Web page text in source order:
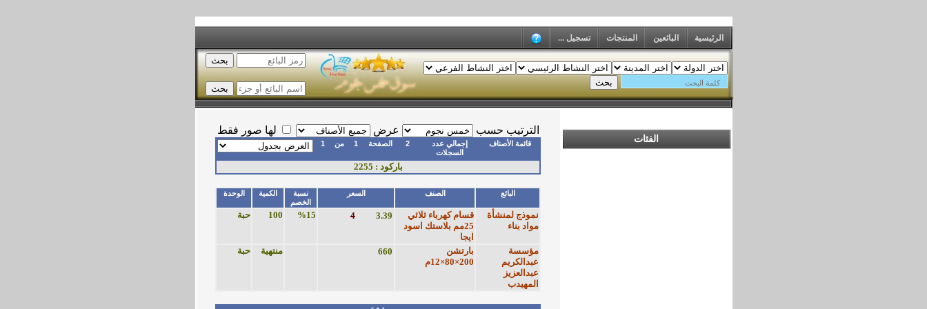
تسجيل ... المنتجات البائعين الرئيسية
الفئات
الترتيب حسب عرض لها صور فقط
قائمة الأصناف
إجمالي عدد
السجلات
2 الصفحة 1 من 1
باركود : 2255
البائع الصنف السعر
نسبة
الخصم
الكمية الوحدة
نموذج لمنشأة
مواد بناء
قسام كهرباء ثلاثي
25مم بلاستك اسود
ايجا
3.39
4
%15
100 حبة
مؤسسة
عبدالكريم
عبدالعزيز
المهيدب
بارتشن
200×80×12م
660 منتهية حبة